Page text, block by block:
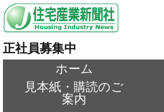
正社員募集中
ホーム
見本紙・購読のご
案内